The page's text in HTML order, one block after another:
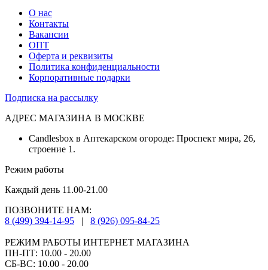
О нас
Контакты
Вакансии
ОПТ
Оферта и реквизиты
Политика конфиденциальности
Корпоративные подарки
Подписка на рассылку
АДРЕС МАГАЗИНА В МОСКВЕ
Candlesbox в Аптекарском огороде: Проспект мира, 26,
строение 1.
Режим работы
Каждый день 11.00-21.00
ПОЗВОНИТЕ НАМ:
8 (499) 394-14-95
| 8 (926) 095-84-25
РЕЖИМ РАБОТЫ ИНТЕРНЕТ МАГАЗИНА
ПН-ПТ: 10.00 - 20.00
СБ-ВС: 10.00 - 20.00